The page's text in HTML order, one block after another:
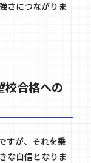
さにつながりま
校合格への
すが、それを乗
な自信となりま